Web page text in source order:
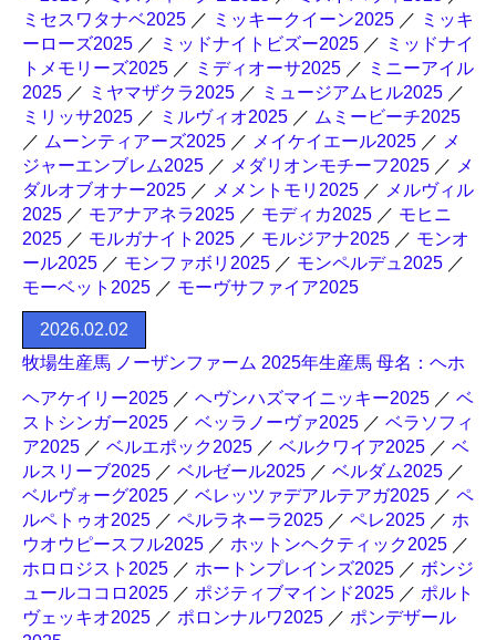
ミセスワタナベ2025 ／ ミッキークイーン2025 ／ ミッキ
ーローズ2025 ／ ミッドナイトビズー2025 ／ ミッドナイ
トメモリーズ2025 ／ ミディオーサ2025 ／ ミニーアイル
2025 ／ ミヤマザクラ2025 ／ ミュージアムヒル2025 ／
ミリッサ2025 ／ ミルヴィオ2025 ／ ムミービーチ2025
／ ムーンティアーズ2025 ／ メイケイエール2025 ／ メ
ジャーエンブレム2025 ／ メダリオンモチーフ2025 ／ メ
ダルオブオナー2025 ／ メメントモリ2025 ／ メルヴィル
2025 ／ モアナアネラ2025 ／ モディカ2025 ／ モヒニ
2025 ／ モルガナイト2025 ／ モルジアナ2025 ／ モンオ
ール2025 ／ モンファボリ2025 ／ モンペルデュ2025 ／
モーベット2025 ／ モーヴサファイア2025
2026.02.02
牧場生産馬 ノーザンファーム 2025年生産馬 母名：ヘホ
ヘアケイリー2025 ／ ヘヴンハズマイニッキー2025 ／ ベ
ストシンガー2025 ／ ベッラノーヴァ2025 ／ ベラソフィ
ア2025 ／ ベルエポック2025 ／ ベルクワイア2025 ／ ベ
ルスリーブ2025 ／ ベルゼール2025 ／ ベルダム2025 ／
ベルヴォーグ2025 ／ ベレッツァデアルテアガ2025 ／ ペ
ルペトゥオ2025 ／ ペルラネーラ2025 ／ ペレ2025 ／ ホ
ウオウピースフル2025 ／ ホットンヘクティック2025 ／
ホロロジスト2025 ／ ホートンプレインズ2025 ／ ボンジ
ュールココロ2025 ／ ポジティブマインド2025 ／ ポルト
ヴェッキオ2025 ／ ポロンナルワ2025 ／ ポンデザール